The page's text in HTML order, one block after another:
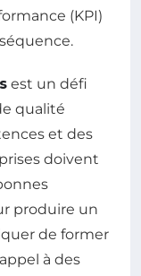
(KPI)
est un défi
qualité
et des
doivent
produire un
de former
à des